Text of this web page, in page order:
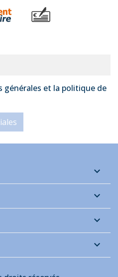
générales et la politique de